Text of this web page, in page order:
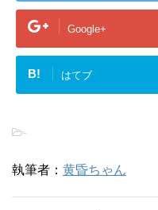
Google+
B! はてブ
-
執筆者： 黄昏ちゃん